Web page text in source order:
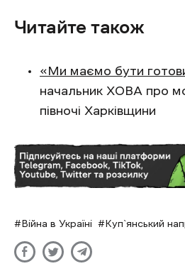
Читайте також
«Ми маємо бути
начальник ХОВА про
півночі Харківщини
Війна в Україні Куп`янський